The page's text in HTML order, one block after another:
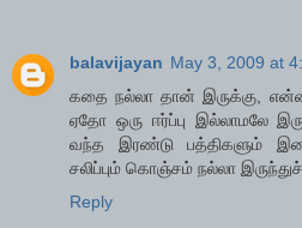
balavijayan May 3, 2009 at
கதை நல்லா தான் இருக்கு,
ஏதோ ஒரு ஈர்ப்பு இல்லாமலே
வந்த இரண்டு பத்திகளும்
சலிப்பும் கொஞ்சம் நல்லா
Reply